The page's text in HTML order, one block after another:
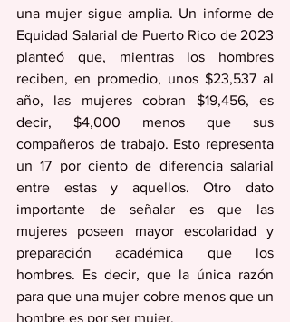
una mujer sigue amplia. Un informe de
Equidad Salarial de Puerto Rico de 2023
planteó que, mientras los hombres
reciben, en promedio, unos $23,537 al
año, las mujeres cobran $19,456, es
decir, $4,000 menos que sus
compañeros de trabajo. Esto representa
un 17 por ciento de diferencia salarial
entre estas y aquellos. Otro dato
importante de señalar es que las
mujeres poseen mayor escolaridad y
preparación académica que los
hombres. Es decir, que la única razón
para que una mujer cobre menos que un
hombre es por ser mujer.